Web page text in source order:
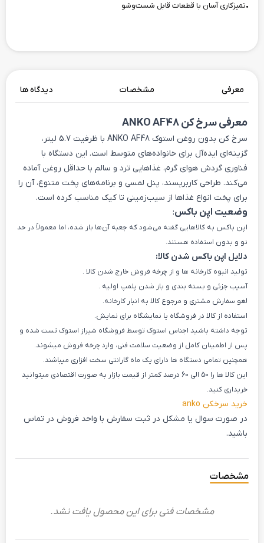
•تمیزکاری آسان با قطعات قابل شست‌وشو
معرفی مشخصات دیدگاه ها
معرفی سرخ کن ANKO AF48
سرخ کن بدون روغن استوک ANKO AF48 با ظرفیت 5.7 لیتر،
گزینه‌ای ایده‌آل برای خانواده‌های متوسط است. این دستگاه با
فناوری گردش هوای گرم، غذاهایی ترد و سالم با حداقل روغن آماده
می‌کند. طراحی کاربرپسند، پنل لمسی و برنامه‌های پخت متنوع، آن را
برای پخت انواع غذاها از سیب‌زمینی تا کیک مناسب کرده است.
وضعیت اپن باکس:
اپن باکس به کالاهایی گفته می‌شود که جعبه آن‌ها باز شده، اما معمولاً در حد
نو و بدون استفاده هستند.
دلایل اپن باکس شدن کالا:
تولید انبوه کارخانه ها و از چرخه فروش خارج شدن کالا .
آسیب جزئی و بسته بندی و باز شدن پلمپ اولیه .
لغو سفارش مشتری و مرجوع کالا به انبار کارخانه.
استفاده از کالا در فروشگاه یا نمایشگاه برای نمایش.
توجه داشته باشید اجناس استوک توسط فروشگاه شیراز استوک تست شده و
پس از اطمینان کامل از وضعیت سلامت فنی، وارد چرخه فروش میشوند.
همچنین تمامی دستگاه ها دارای یک ماه گارانتی سخت افزاری میباشند.
این کالا ها را 50 الی 60 درصد کمتر از قیمت بازار به صورت اقتصادی میتوانید
خریداری کنید.
خرید سرخکن anko
در صورت سوال یا مشکل در ثبت سفارش با واحد فروش در تماس
باشید.
مشخصات
مشخصات فنی برای این محصول یافت نشد.